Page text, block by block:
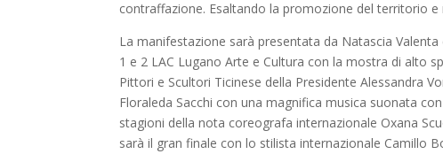
contraffazione. Esaltando la promozione del territorio
La manifestazione sarà presentata da Natascia
1 e 2 LAC Lugano Arte e Cultura con la mostra di alto
Pittori e Scultori Ticinese della Presidente Alessandra
Floraleda Sacchi con una magnifica musica suonata
stagioni della nota coreografa internazionale Oxana
sarà il gran finale con lo stilista internazionale Camillo